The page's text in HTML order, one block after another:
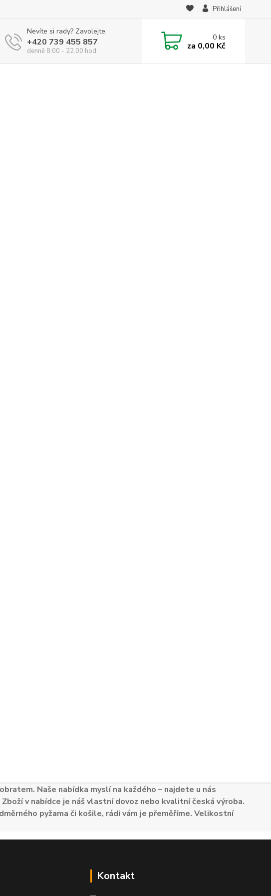
Přihlášení
Nevíte si rady? Zavolejte.
+420 739 455 857
denně 8.00 - 22.00 hod.
0ks
za 0,00 Kč
Naše nabídka myslí na každého – najdete u nás
v nabídce je náš vlastní dovoz nebo kvalitní česká výroba.
pyžama či košile, rádi vám je přeměříme. Velikostní
Kontakt